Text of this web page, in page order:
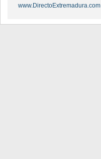
www.DirectoExtremadura.com